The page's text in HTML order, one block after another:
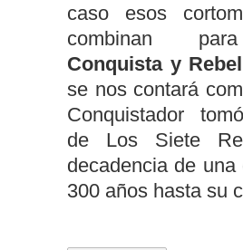
caso esos
combinan
Conquista y
se nos contará
Conquistador
de Los Siete
decadencia de
300 años hasta su